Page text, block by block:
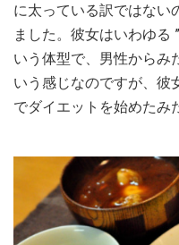
に太っている訳ではない
ました。彼女はいわゆる ”
いう体型で、男性からみ
いう感じなのですが、彼
でダイエットを始めたみ